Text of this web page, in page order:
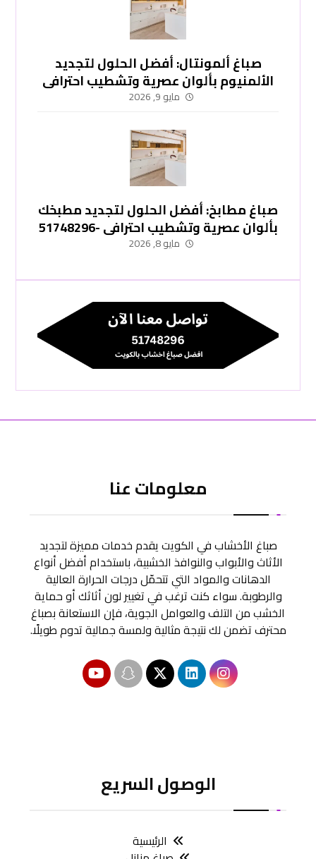
صباغ ألمونتال: أفضل الحلول لتجديد
الألمنيوم بألوان عصرية وتشطيب احترافي
-51748296 مايو 9, 2026
صباغ مطابخ: أفضل الحلول لتجديد مطبخك
بألوان عصرية وتشطيب احترافي -51748296
مايو 8, 2026
معلومات عنا
صباغ الأخشاب في الكويت يقدم خدمات مميزة لتجديد
الأثاث والأبواب والنوافذ الخشبية، باستخدام أفضل أنواع
الدهانات والمواد التي تتحمّل درجات الحرارة العالية
والرطوبة. سواء كنت ترغب في تغيير لون أثاثك أو حماية
الخشب من التلف والعوامل الجوية، فإن الاستعانة بصباغ
محترف تضمن لك نتيجة مثالية ولمسة جمالية تدوم طويلًا.
الوصول السريع
الرئيسية